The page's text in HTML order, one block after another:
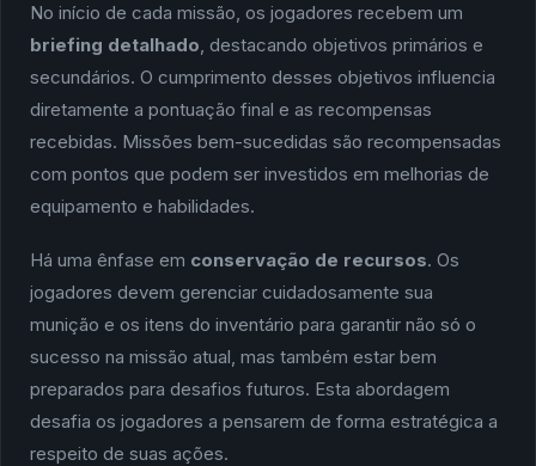
No início de cada missão, os jogadores recebem um
briefing detalhado, destacando objetivos primários e
secundários. O cumprimento desses objetivos influencia
diretamente a pontuação final e as recompensas
recebidas. Missões bem-sucedidas são recompensadas
com pontos que podem ser investidos em melhorias de
equipamento e habilidades.
Há uma ênfase em conservação de recursos. Os
jogadores devem gerenciar cuidadosamente sua
munição e os itens do inventário para garantir não só o
sucesso na missão atual, mas também estar bem
preparados para desafios futuros. Esta abordagem
desafia os jogadores a pensarem de forma estratégica a
respeito de suas ações.